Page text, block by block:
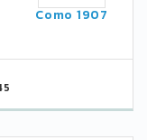
Como 1907